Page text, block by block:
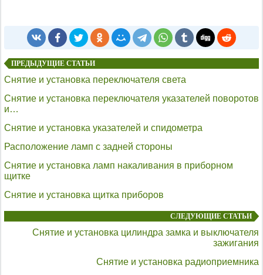
ПРЕДЫДУЩИЕ СТАТЬИ
Снятие и установка переключателя света
Снятие и установка переключателя указателей поворотов
и…
Снятие и установка указателей и спидометра
Расположение ламп с задней стороны
Снятие и установка ламп накаливания в приборном
щитке
Снятие и установка щитка приборов
СЛЕДУЮЩИЕ СТАТЬИ
Снятие и установка цилиндра замка и выключателя
зажигания
Снятие и установка радиоприемника